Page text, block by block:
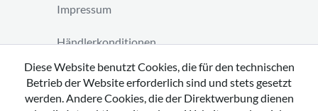
Impressum
Händlerkonditionen
Vertrag widerrufen
Diese Website benutzt Cookies, die für den technischen
Betrieb der Website erforderlich sind und stets gesetzt
werden. Andere Cookies, die der Direktwerbung dienen